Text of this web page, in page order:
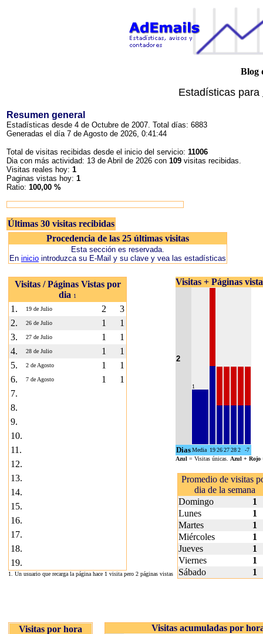
Blog
Estadísticas para
Resumen general
Estadísticas desde 4 de Octubre de 2007. Total días: 6883
Generadas el día 7 de Agosto de 2026, 0:41:44
Total de visitas recibidas desde el inicio del servicio: 11006
Dia con más actividad: 13 de Abril de 2026 con 109 visitas recibidas.
Visitas reales hoy: 1
Paginas vistas hoy: 1
Ratio: 100,00 %
Últimas 30 visitas recibidas
Procedencia de las 25 últimas visitas
Esta sección es reservada.
En inicio introduzca su E-Mail y su clave y vea las estadísticas
Visitas / Páginas Vistas por
dia 1
1. 19 de Julio 2
3
2.
26 de Julio 1
1
3.
27 de Julio 1
1
4.
28 de Julio 1
1
5.
2 de Agosto 1
1
6.
7 de Agosto 1
1
7.
8.
9.
10.
11.
12.
13.
14.
15.
16.
17.
18.
19.
1. Un usuario que recarga la página hace 1 visita pero 2 páginas vistas
Visitas + Páginas
2
1
DiasMedia 192627282
-7
Azul = Visitas únicas. Azul + Rojo
Promedio de visitas
dia de la semana
Domingo
1
Lunes
1
Martes
1
Miércoles
1
Jueves
1
Viernes
1
Sábado
1
Visitas por hora
Visitas acumuladas por